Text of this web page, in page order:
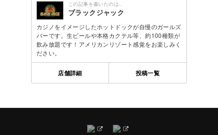
この記事を書いたのは..
ブラックジャック
カジノをイメージしたホットドックが自慢のガールズ
バーです。生ビールや本格カクテル等、約100種類が
飲み放題です！アメリカンリゾート感覚をお楽しみく
ださい。
店舗詳細 投稿一覧